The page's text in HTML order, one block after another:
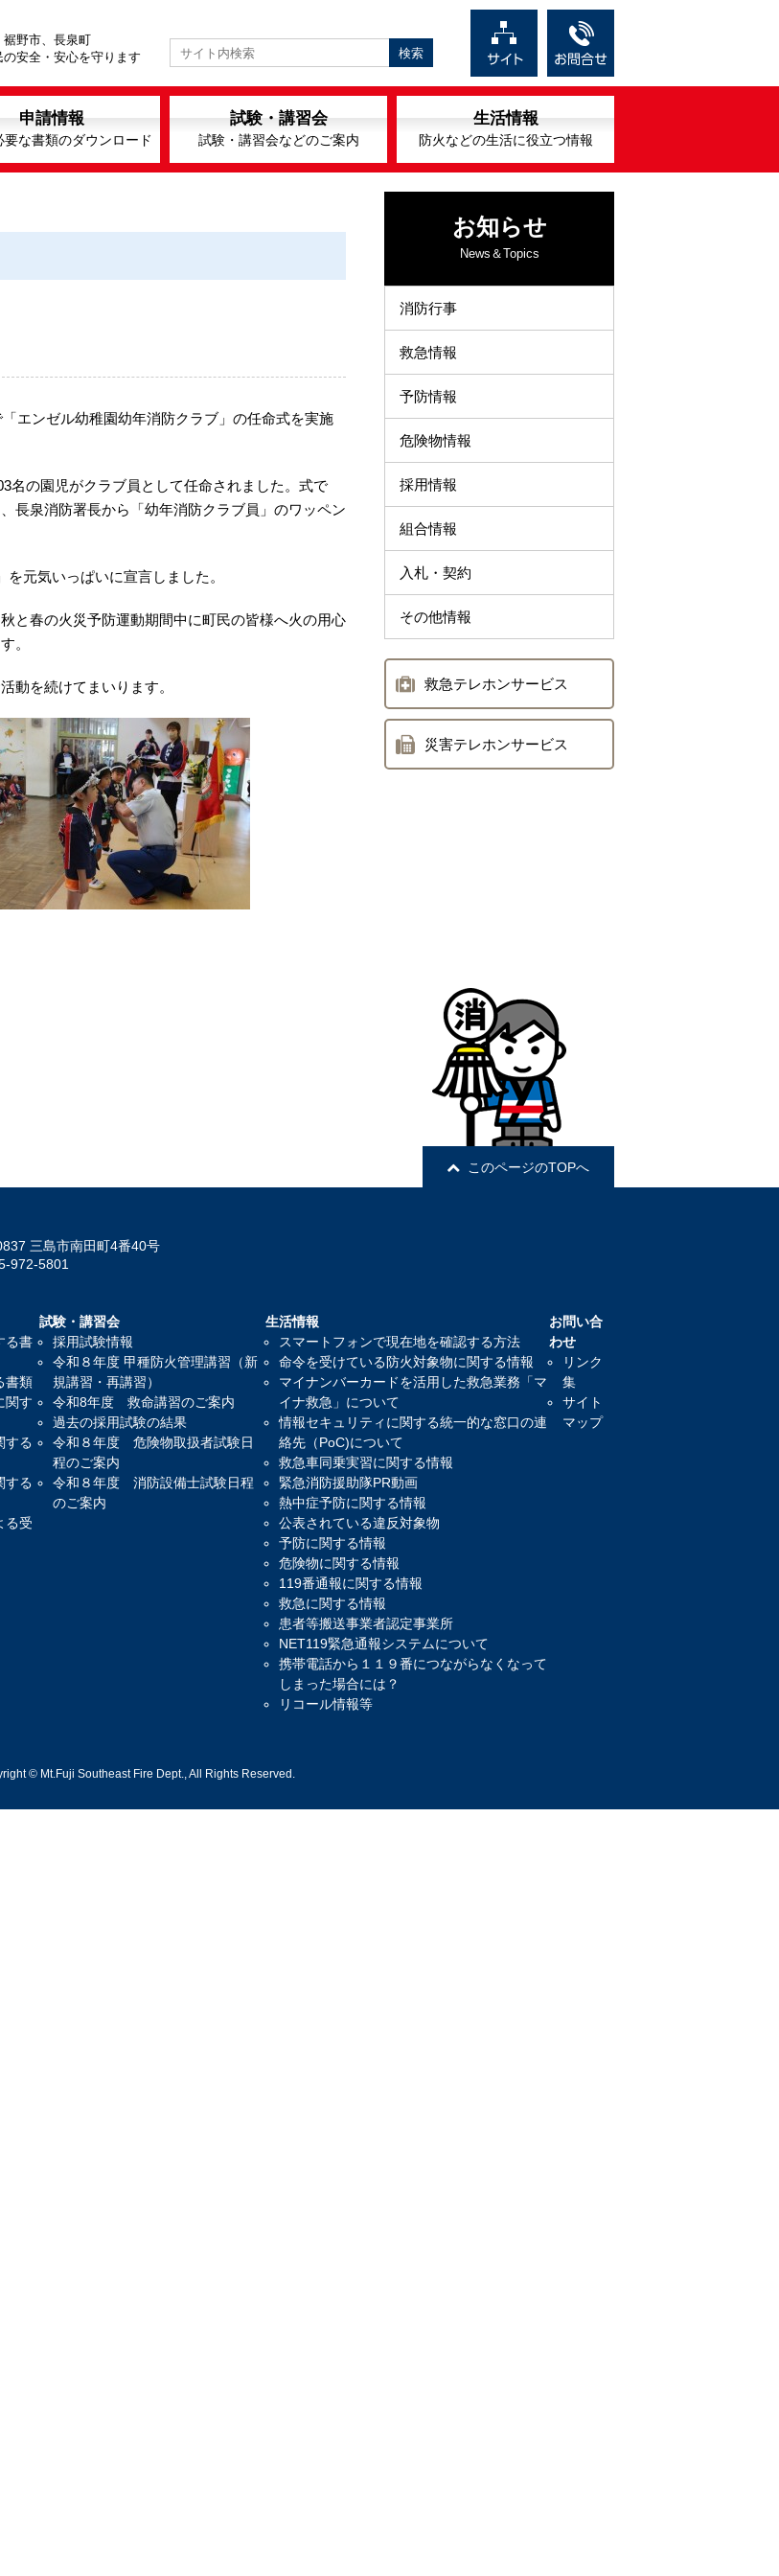
裾野市、長泉町
の安全・安心を守ります
申請情報
要な書類のダウンロード
試験・講習会
試験・講習会などのご案内
生活情報
防火などの生活に役立つ情報
エンゼル幼稚園幼年消防クラブ」の任命式を実施
の園児がクラブ員として任命されました。式で
長泉消防署長から「幼年消防クラブ員」のワッペン
元気いっぱいに宣言しました。
と春の火災予防運動期間中に町民の皆様へ火の用心
。
動を続けてまいります。
お知らせ
News＆Topics
消防行事
救急情報
予防情報
危険物情報
採用情報
組合情報
入札・契約
その他情報
救急テレホンサービス
災害テレホンサービス
このページのTOPへ
三島市南田町4番40号
972-5801
る書
書類
関す
する
する
る受
試験・講習会
採用試験情報
令和８年度 甲種防火管理講習（新
規講習・再講習）
令和8年度 救命講習のご案内
過去の採用試験の結果
令和８年度 危険物取扱者試験日
程のご案内
令和８年度 消防設備士試験日程
のご案内
生活情報
スマートフォンで現在地を確認する方法
命令を受けている防火対象物に関する情報
マイナンバーカードを活用した救急業務「マ
イナ救急」について
情報セキュリティに関する統一的な窓口の連
絡先（PoC)について
救急車同乗実習に関する情報
緊急消防援助隊PR動画
熱中症予防に関する情報
公表されている違反対象物
予防に関する情報
危険物に関する情報
119番通報に関する情報
救急に関する情報
患者等搬送事業者認定事業所
NET119緊急通報システムについて
携帯電話から１１９番につながらなくなって
しまった場合には？
リコール情報等
お問い合
わせ
リンク
集
サイト
マップ
© Mt.Fuji Southeast Fire Dept., All Rights Reserved.